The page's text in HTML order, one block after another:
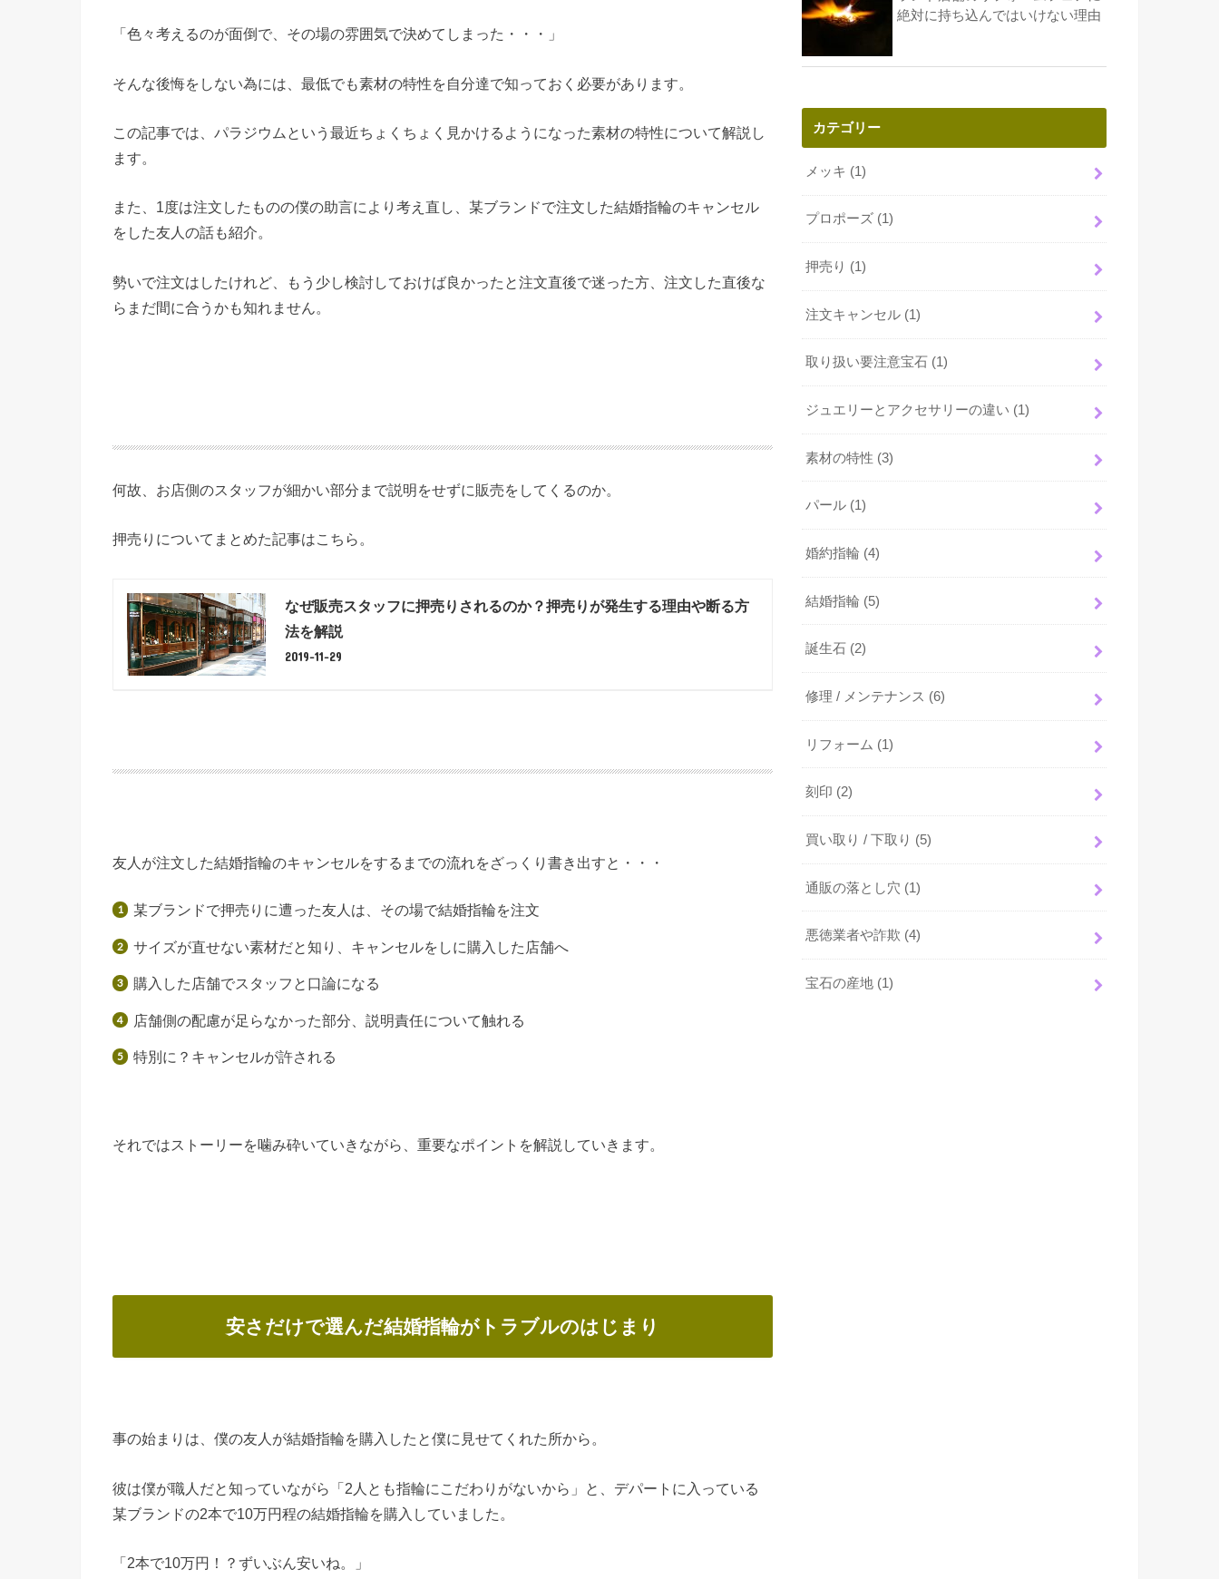
「色々考えるのが面倒で、その場の雰囲気で決めてしまった・・・」
そんな後悔をしない為には、最低でも素材の特性を自分達で知っておく必要があります。
この記事では、パラジウムという最近ちょくちょく見かけるようになった素材の特性について解説し
ます。
また、1度は注文したものの僕の助言により考え直し、某ブランドで注文した結婚指輪のキャンセル
をした友人の話も紹介。
勢いで注文はしたけれど、もう少し検討しておけば良かったと注文直後で迷った方、注文した直後な
らまだ間に合うかも知れません。
何故、お店側のスタッフが細かい部分まで説明をせずに販売をしてくるのか。
押売りについてまとめた記事はこちら。
なぜ販売スタッフに押売りされるのか？押売りが発生する理由や断る方
法を解説
2019-11-29
友人が注文した結婚指輪のキャンセルをするまでの流れをざっくり書き出すと・・・
某ブランドで押売りに遭った友人は、その場で結婚指輪を注文
サイズが直せない素材だと知り、キャンセルをしに購入した店舗へ
購入した店舗でスタッフと口論になる
店舗側の配慮が足らなかった部分、説明責任について触れる
特別に？キャンセルが許される
それではストーリーを噛み砕いていきながら、重要なポイントを解説していきます。
安さだけで選んだ結婚指輪がトラブルのはじまり
事の始まりは、僕の友人が結婚指輪を購入したと僕に見せてくれた所から。
彼は僕が職人だと知っていながら「2人とも指輪にこだわりがないから」と、デパートに入っている
某ブランドの2本で10万円程の結婚指輪を購入していました。
「2本で10万円！？ずいぶん安いね。」
絶対に持ち込んではいけない理由
カテゴリー
メッキ (1)
プロポーズ (1)
押売り (1)
注文キャンセル (1)
取り扱い要注意宝石 (1)
ジュエリーとアクセサリーの違い (1)
素材の特性 (3)
パール (1)
婚約指輪 (4)
結婚指輪 (5)
誕生石 (2)
修理 / メンテナンス (6)
リフォーム (1)
刻印 (2)
買い取り / 下取り (5)
通販の落とし穴 (1)
悪徳業者や詐欺 (4)
宝石の産地 (1)